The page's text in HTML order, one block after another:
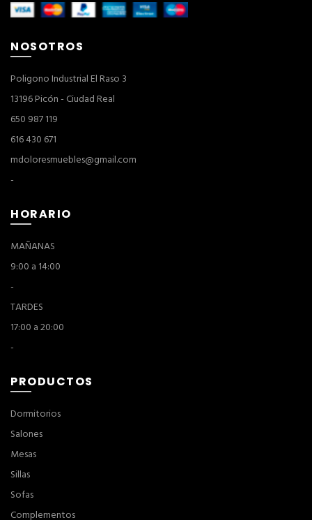
NOSOTROS
Poligono Industrial El Raso 3
13196 Picón - Ciudad Real
650 987 119
616 430 671
mdoloresmuebles@gmail.com
-
HORARIO
MAÑANAS
9:00 a 14:00
-
TARDES
17:00 a 20:00
-
PRODUCTOS
Dormitorios
Salones
Mesas
Sillas
Sofas
Complementos